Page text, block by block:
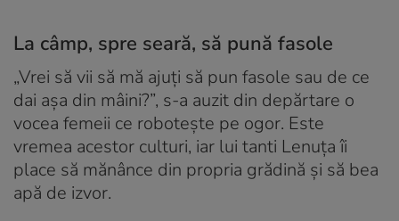
La câmp, spre seară, să pună fasole
„Vrei să vii să mă ajuți să pun fasole sau de ce
dai așa din mâini?”, s-a auzit din depărtare o
vocea femeii ce robotește pe ogor. Este
vremea acestor culturi, iar lui tanti Lenuța îi
place să mănânce din propria grădină și să bea
apă de izvor.